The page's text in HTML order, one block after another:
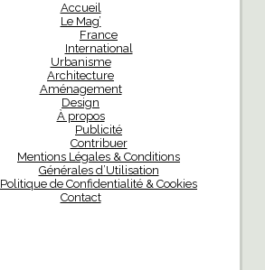
Accueil
Le Mag’
France
International
Urbanisme
Architecture
Aménagement
Design
À propos
Publicité
Contribuer
Mentions Légales & Conditions
Générales d’Utilisation
Politique de Confidentialité & Cookies
Contact